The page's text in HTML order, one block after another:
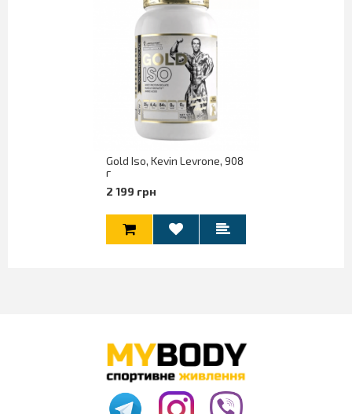
Gold Iso, Kevin Levrone, 908
г
2 199 грн